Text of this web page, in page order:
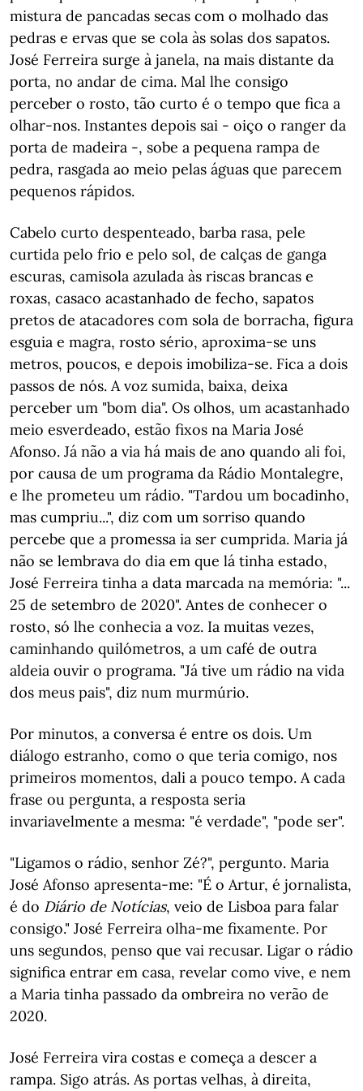
mistura de pancadas secas com o molhado das
pedras e ervas que se cola às solas dos sapatos.
José Ferreira surge à janela, na mais distante da
porta, no andar de cima. Mal lhe consigo
perceber o rosto, tão curto é o tempo que fica a
olhar-nos. Instantes depois sai - oiço o ranger da
porta de madeira -, sobe a pequena rampa de
pedra, rasgada ao meio pelas águas que parecem
pequenos rápidos.
Cabelo curto despenteado, barba rasa, pele
curtida pelo frio e pelo sol, de calças de ganga
escuras, camisola azulada às riscas brancas e
roxas, casaco acastanhado de fecho, sapatos
pretos de atacadores com sola de borracha, figura
esguia e magra, rosto sério, aproxima-se uns
metros, poucos, e depois imobiliza-se. Fica a dois
passos de nós. A voz sumida, baixa, deixa
perceber um "bom dia". Os olhos, um acastanhado
meio esverdeado, estão fixos na Maria José
Afonso. Já não a via há mais de ano quando ali foi,
por causa de um programa da Rádio Montalegre,
e lhe prometeu um rádio. "Tardou um bocadinho,
mas cumpriu...", diz com um sorriso quando
percebe que a promessa ia ser cumprida. Maria já
não se lembrava do dia em que lá tinha estado,
José Ferreira tinha a data marcada na memória: "...
25 de setembro de 2020". Antes de conhecer o
rosto, só lhe conhecia a voz. Ia muitas vezes,
caminhando quilómetros, a um café de outra
aldeia ouvir o programa. "Já tive um rádio na vida
dos meus pais", diz num murmúrio.
Por minutos, a conversa é entre os dois. Um
diálogo estranho, como o que teria comigo, nos
primeiros momentos, dali a pouco tempo. A cada
frase ou pergunta, a resposta seria
invariavelmente a mesma: "é verdade", "pode ser".
"Ligamos o rádio, senhor Zé?", pergunto. Maria
José Afonso apresenta-me: "É o Artur, é jornalista,
é do Diário de Notícias, veio de Lisboa para falar
consigo." José Ferreira olha-me fixamente. Por
uns segundos, penso que vai recusar. Ligar o rádio
significa entrar em casa, revelar como vive, e nem
a Maria tinha passado da ombreira no verão de
2020.
José Ferreira vira costas e começa a descer a
rampa. Sigo atrás. As portas velhas, à direita,